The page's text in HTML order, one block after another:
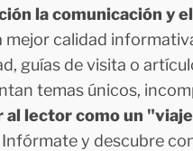
la comunicación y
mejor calidad
guías de visita o
temas únicos,
lector como un
Infórmate y descubre